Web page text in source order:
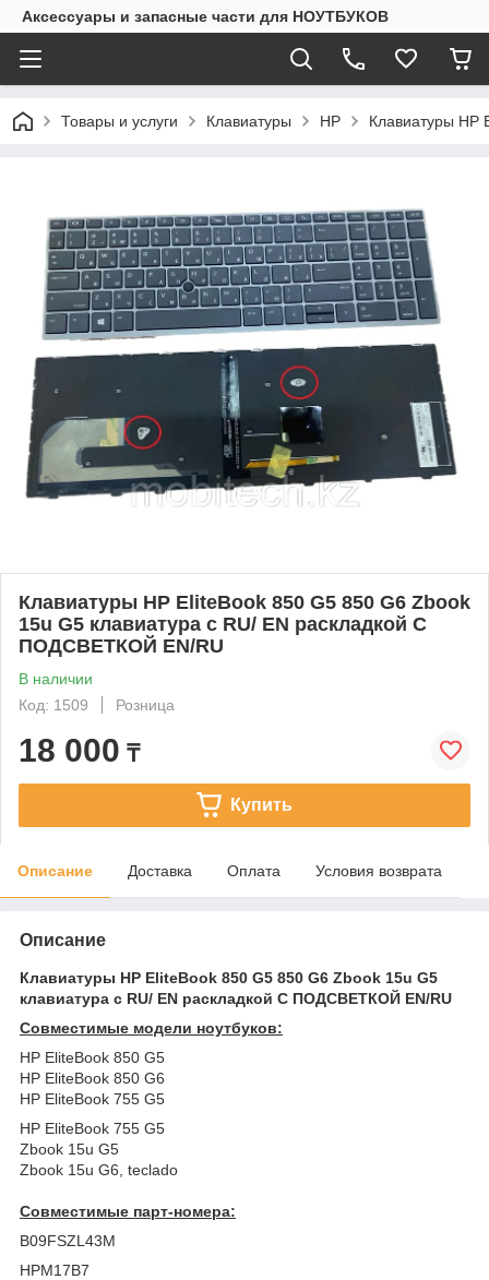
Аксессуары и запасные части для НОУТБУКОВ
Товары и услуги Клавиатуры HP Клавиатуры HP
Клавиатуры HP EliteBook 850 G5 850 G6 Zbook
15u G5 клавиатура c RU/ EN раскладкой С
ПОДСВЕТКОЙ EN/RU
В наличии
Код: 1509
Розница
18 000 ₸
Купить
Описание Доставка Оплата Условия возврата
Описание
Клавиатуры HP EliteBook 850 G5 850 G6 Zbook 15u G5
клавиатура c RU/ EN раскладкой С ПОДСВЕТКОЙ EN/RU
Совместимые модели ноутбуков:
HP EliteBook 850 G5
HP EliteBook 850 G6
HP EliteBook 755 G5
HP EliteBook 755 G5
Zbook 15u G5
Zbook 15u G6, teclado
Совместимые парт-номера:
B09FSZL43M
HPM17B7